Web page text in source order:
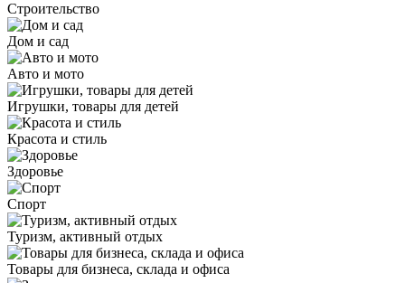
Строительство
Дом и сад
Авто и мото
Игрушки, товары для детей
Красота и стиль
Здоровье
Спорт
Туризм, активный отдых
Товары для бизнеса, склада и офиса